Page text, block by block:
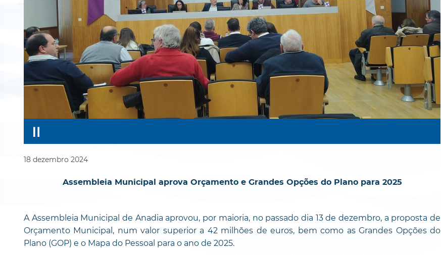
18 dezembro 2024
Assembleia Municipal aprova Orçamento e Grandes Opções do Plano para 2025
A Assembleia Municipal de Anadia aprovou, por maioria, no passado dia 13 de dezembro, a proposta de
Orçamento Municipal, num valor superior a 42 milhões de euros, bem como as Grandes Opções do
Plano (GOP) e o Mapa do Pessoal para o ano de 2025.